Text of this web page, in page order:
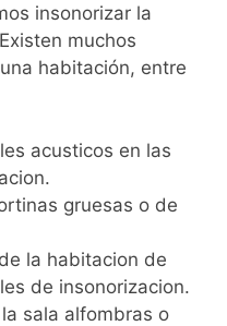
insonorizar la
muchos
habitación, entre
acusticos en las
gruesas o de
la habitacion de
de insonorizacion.
sala alfombras o